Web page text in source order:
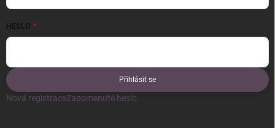
HESLO
Přihlásit se
Nová registraceZapomenuté heslo